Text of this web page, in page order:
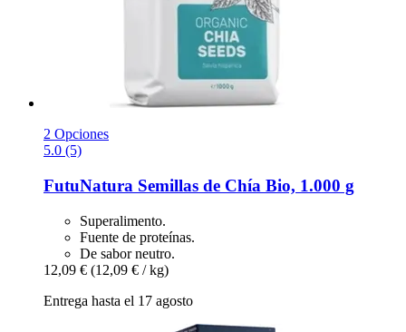
2 Opciones
5.0 (5)
FutuNatura Semillas de Chía Bio, 1.000 g
Superalimento.
Fuente de proteínas.
De sabor neutro.
12,09 € (12,09 € / kg)
Entrega hasta el 17 agosto